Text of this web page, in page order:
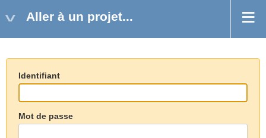
Aller à un projet...
Identifiant
Mot de passe